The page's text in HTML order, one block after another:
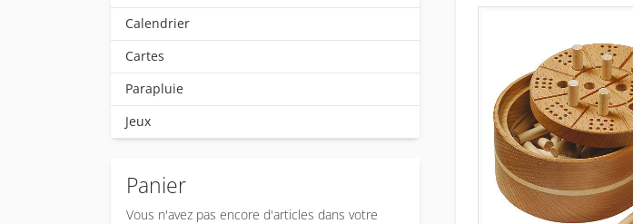
Calendrier
Cartes
Parapluie
Jeux
Panier
Vous n'avez pas encore d'articles dans votre